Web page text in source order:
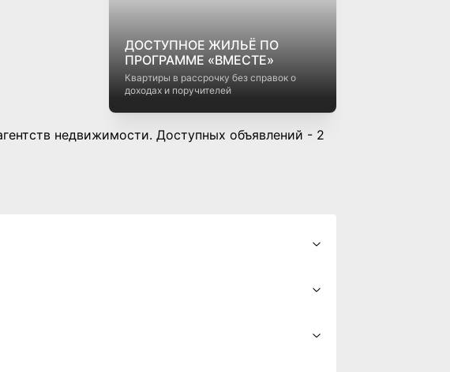
ДОСТУПНОЕ ЖИЛЬЁ ПО
ПРОГРАММЕ «ВМЕСТЕ»
Квартиры в рассрочку без справок о
доходах и поручителей
недвижимости. Доступных объявлений - 2